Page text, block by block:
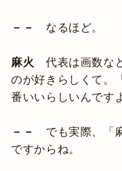
－－ なるほど。
麻火 代表は画数な
のが好きらしくて。
番いいらしいんです
－－ でも実際、「
ですからね。